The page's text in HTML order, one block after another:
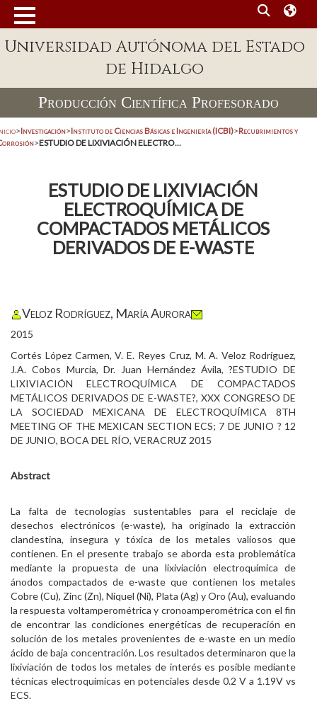
Universidad Autónoma del Estado
de Hidalgo
Producción Científica Profesorado
>Investigación>Instituto de Ciencias Básicas e Ingeniería (ICBI)>Recubrimientos y
>ESTUDIO DE LIXIVIACIÓN ELECTRO...
ESTUDIO DE LIXIVIACIÓN
ELECTROQUÍMICA DE
COMPACTADOS METÁLICOS
DERIVADOS DE E-WASTE
Veloz Rodríguez, María Aurora
2015
Cortés López Carmen, V. E. Reyes Cruz, M. A. Veloz Rodríguez,
J.A. Cobos Murcia, Dr. Juan Hernández Ávila, ?ESTUDIO DE
LIXIVIACIÓN ELECTROQUÍMICA DE COMPACTADOS
METÁLICOS DERIVADOS DE E-WASTE?, XXX CONGRESO DE
LA SOCIEDAD MEXICANA DE ELECTROQUÍMICA 8TH
MEETING OF THE MEXICAN SECTION ECS; 7 DE JUNIO ? 12
DE JUNIO, BOCA DEL RÍO, VERACRUZ 2015
Abstract
La falta de tecnologías sustentables para el reciclaje de
desechos electrónicos (e-waste), ha originado la extracción
clandestina, insegura y tóxica de los metales valiosos que
contienen. En el presente trabajo se aborda esta problemática
mediante la propuesta de una lixiviación electroquímica de
ánodos compactados de e-waste que contienen los metales
Cobre (Cu), Zinc (Zn), Níquel (Ni), Plata (Ag) y Oro (Au), evaluando
la respuesta voltamperométrica y cronoamperométrica con el fin
de encontrar las condiciones energéticas de recuperación en
solución de los metales provenientes de e-waste en un medio
ácido de baja concentración. Los resultados determinaron que la
lixiviación de todos los metales de interés es posible mediante
técnicas electroquímicas en potenciales desde 0.2 V a 1.19V vs
ECS.